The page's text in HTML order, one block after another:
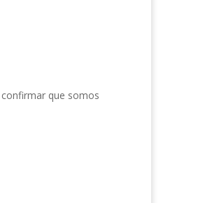
que somos